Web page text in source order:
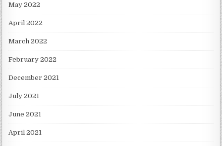
May 2022
April 2022
March 2022
February 2022
December 2021
July 2021
June 2021
April 2021